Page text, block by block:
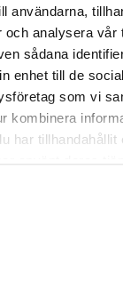
användarna,
och analysera vår
sådana
enhet till de
som vi
kombinera
har tillhandahållit
använt deras